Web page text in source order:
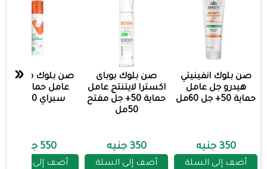
صن بلوك انفينيتي
هيدرو جل عامل
حماية 50+ جل 60مل
350 جنيه
أضف إلى السلة
صن بلوك بوباى
اكسترا لايتنتج عامل
حماية 50+ جل مفتح
50مل
350 جنيه
أضف إلى السلة
صن بلوك فاكيشن
سبراي 200مل
550 جنيه
أضف إلى السلة
«